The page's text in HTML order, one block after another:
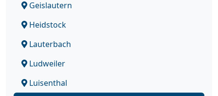
Geislautern
Heidstock
Lauterbach
Ludweiler
Luisenthal